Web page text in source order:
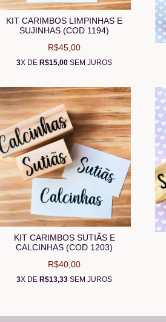
KIT CARIMBOS LIMPINHAS E
SUJINHAS (COD 1194)
R$45,00
3X DE R$15,00 SEM JUROS
KIT CARIMBOS SUTIÃS E
CALCINHAS (COD 1203)
R$40,00
3X DE R$13,33 SEM JUROS